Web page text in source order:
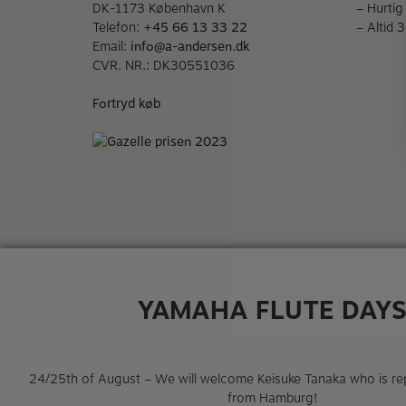
DK-1173 København K
Telefon: +45 66 13 33 22
Email: info@a-andersen.dk
CVR. NR.: DK30551036
Fortryd køb
– Hurtig
– Altid
YAMAHA FLUTE DAYS
24/25th of August – We will welcome Keisuke Tanaka who is
from Hamburg!